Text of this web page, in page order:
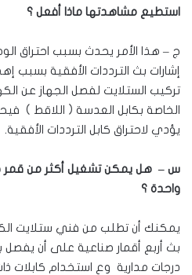
استطيع مشاهدتها ماذا أفعل ؟
ج – هذا الأمر يحدث بسبب احتراق
إشارات بث الترددات الأفقية بسبب
تركيب الستلايت لفصل الجهاز عن
الخاصة بكابل العدسة ( اللاقط )
يؤدي لاحتراق كابل الترددات الأفقية.
س – هل يمكن تشغيل أكثر من
واحدة ؟
يمكنك أن تطلب من فني ستلايت
درجات مدارية وع استخدام كابلات